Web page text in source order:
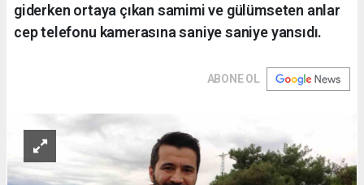
giderken ortaya çıkan samimi ve gülümseten anlar
cep telefonu kamerasına saniye saniye yansıdı.
ABONE OL